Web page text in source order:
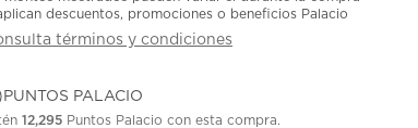
descuentos, promociones o beneficios Palacio
términos y condiciones
PUNTOS PALACIO
12,295 Puntos Palacio con esta compra.